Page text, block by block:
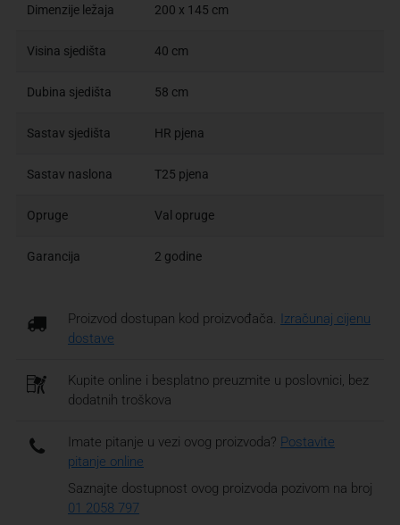
Dimenzije ležaja 200 x 145 cm
Visina sjedišta 40 cm
Dubina sjedišta 58 cm
Sastav sjedišta HR pjena
Sastav naslona T25 pjena
Opruge Val opruge
Garancija 2 godine
Proizvod dostupan kod proizvođača.
Izračunaj cijenu
dostave
Kupite online i besplatno preuzmite u poslovnici, bez
dodatnih troškova
Imate pitanje u vezi ovog proizvoda? Postavite
pitanje online
Saznajte dostupnost ovog proizvoda pozivom na broj
01 2058 797